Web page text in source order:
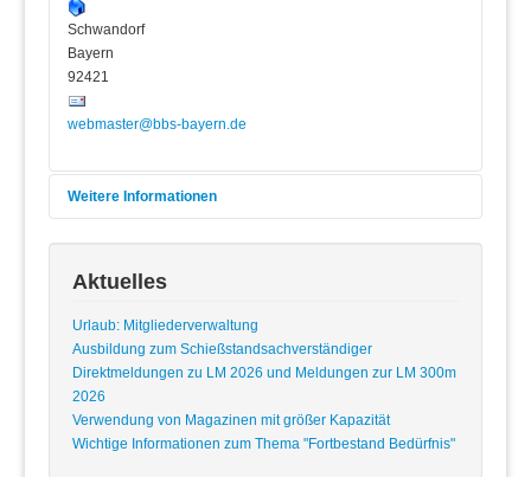
Schwandorf
Bayern
92421
webmaster@bbs-bayern.de
Weitere Informationen
Wichtige Hinweise:
entschieden, dass man durch die Ausbringung eines
Links die Inhalte der gelinkten Seite ggf. mit zu
verantworten hat. Dies kann - so das LG - nur dadurch
diesen Inhalten distanziert. Wir haben auf dieser Page
Links zu anderen Seiten im Internet gelegt. Für all diese
Aktuelles
Urlaub: Mitgliederverwaltung
Ausbildung zum Schießstandsachverständiger
Direktmeldungen zu LM 2026 und Meldungen zur LM 300m
2026
Verwendung von Magazinen mit größer Kapazität
Wichtige Informationen zum Thema "Fortbestand Bedürfnis"